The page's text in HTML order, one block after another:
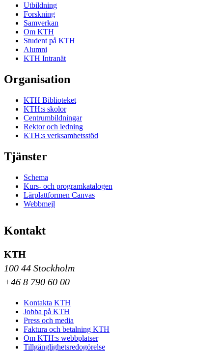
Utbildning
Forskning
Samverkan
Om KTH
Student på KTH
Alumni
KTH Intranät
Organisation
KTH Biblioteket
KTH:s skolor
Centrumbildningar
Rektor och ledning
KTH:s verksamhetsstöd
Tjänster
Schema
Kurs- och programkatalogen
Lärplattformen Canvas
Webbmejl
Kontakt
KTH
100 44 Stockholm
+46 8 790 60 00
Kontakta KTH
Jobba på KTH
Press och media
Faktura och betalning KTH
Om KTH:s webbplatser
Tillgänglighetsredogörelse